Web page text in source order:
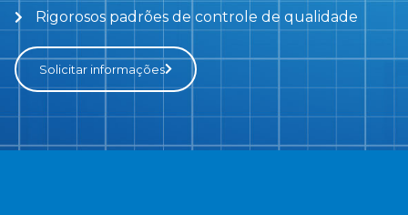
Rigorosos padrões de controle de qualidade
Solicitar informações